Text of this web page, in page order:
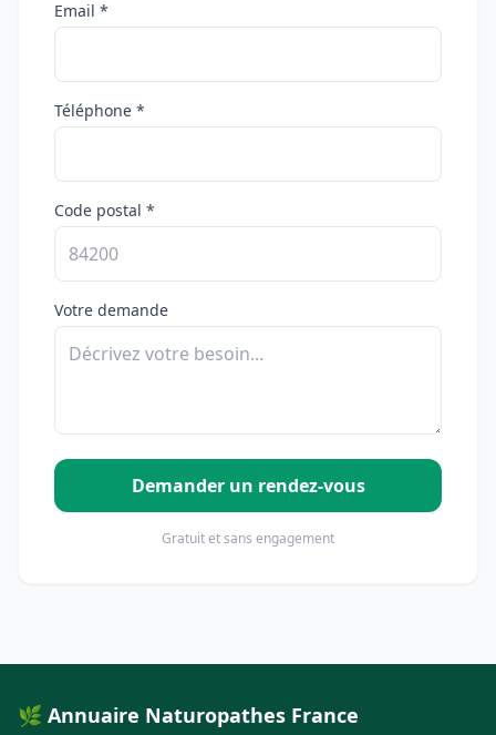
Email *
Téléphone *
Code postal *
Votre demande
Demander un rendez-vous
Gratuit et sans engagement
🌿 Annuaire Naturopathes France